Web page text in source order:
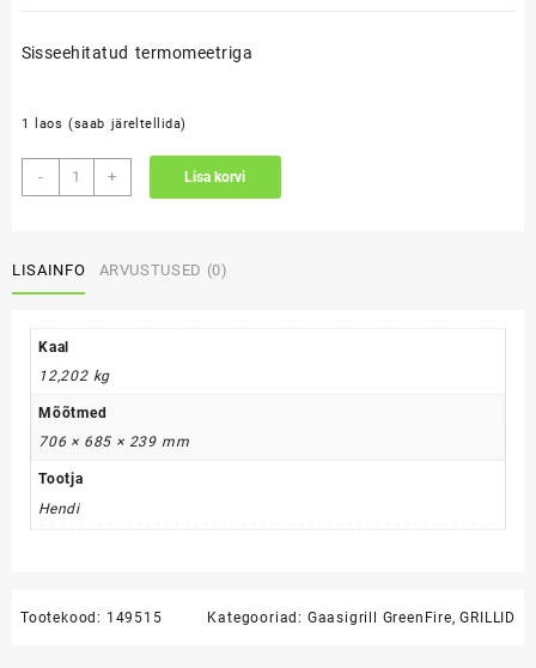
Sisseehitatud termomeetriga
1 laos (saab järeltellida)
-
Rolltop-
tüüpi
põletiga
grillile
Fire
kogus
+ Lisa korvi
LISAINFO ARVUSTUSED (0)
Kaal
12,202 kg
Mõõtmed
706 × 685 × 239 mm
Tootja
Hendi
Tootekood: 149515 Kategooriad: Gaasigrill GreenFire,GRILLID